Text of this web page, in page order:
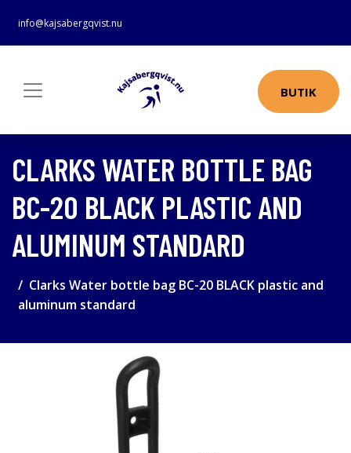
info@kajsabergqvist.nu
BUTIK
CLARKS WATER BOTTLE BAG
BC-20 BLACK PLASTIC AND
ALUMINUM STANDARD
Clarks Water bottle bag BC-20 BLACK plastic and
aluminum standard